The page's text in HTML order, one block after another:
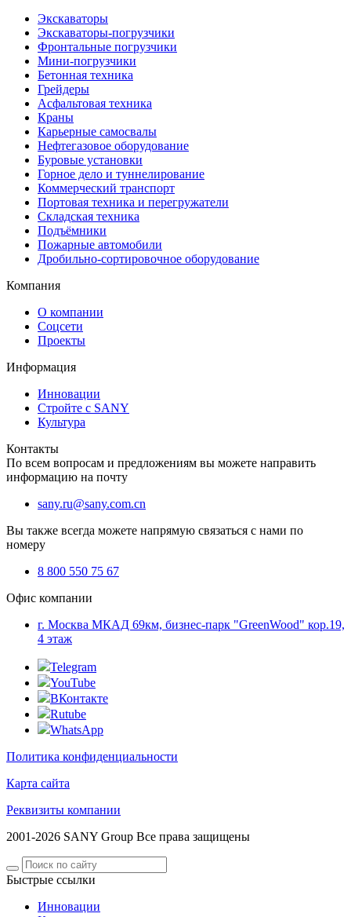
Экскаваторы
Экскаваторы-погрузчики
Фронтальные погрузчики
Мини-погрузчики
Бетонная техника
Грейдеры
Асфальтовая техника
Краны
Карьерные самосвалы
Нефтегазовое оборудование
Буровые установки
Горное дело и туннелирование
Коммерческий транспорт
Портовая техника и перегружатели
Складская техника
Подъёмники
Пожарные автомобили
Дробильно-сортировочное оборудование
Компания
О компании
Соцсети
Проекты
Информация
Инновации
Стройте с SANY
Культура
Контакты
По всем вопросам и предложениям вы можете направить
информацию на почту
sany.ru@sany.com.cn
Вы также всегда можете напрямую связаться с нами по
номеру
8 800 550 75 67
Офис компании
г. Москва МКАД 69км, бизнес-парк "GreenWood" кор.19,
4 этаж
Telegram
YouTube
ВКонтакте
Rutube
WhatsApp
Политика конфиденциальности
Карта сайта
Реквизиты компании
2001-2026 SANY Group Все права защищены
Быстрые ссылки
Инновации